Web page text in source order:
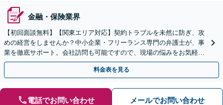
金融・保険業界
【初回面談無料】【関東エリア対応】契約トラブルを未然に防ぎ、攻
めの経営をしませんか？中小企業・フリーランス専門の弁護士が、事
業を徹底サポート。会社訪問も可能ですので、現場の悩みをお気軽に
ご相談ください。【夜間や休日相談も対応】
料金表を見る
電話でお問い合わせ メールでお問い合わせ